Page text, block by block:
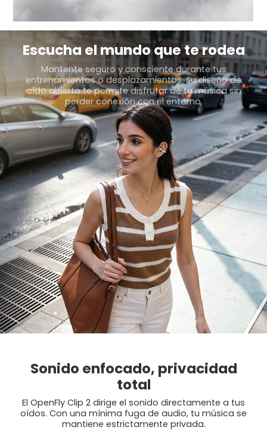
Escucha el mundo que te rodea
Mantente seguro y consciente durante tus
entrenamientoso desplazamientos. Su diseño de
oído abierto te permitedisfrutar de tu música sin
perder conexión con el entorno.
Sonido enfocado, privacidad
total
El OpenFly Clip 2 dirige el sonido directamente a tus
oídos. Con una mínima fuga de audio, tu música se
mantiene estrictamente privada.